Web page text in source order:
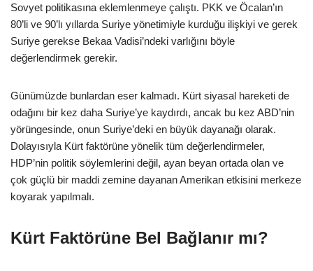
Sovyet politikasına eklemlenmeye çalıştı. PKK ve Öcalan’ın
80’li ve 90’lı yıllarda Suriye yönetimiyle kurduğu ilişkiyi ve gerek
Suriye gerekse Bekaa Vadisi’ndeki varlığını böyle
değerlendirmek gerekir.
Günümüzde bunlardan eser kalmadı. Kürt siyasal hareketi de
odağını bir kez daha Suriye’ye kaydırdı, ancak bu kez ABD’nin
yörüngesinde, onun Suriye’deki en büyük dayanağı olarak.
Dolayısıyla Kürt faktörüne yönelik tüm değerlendirmeler,
HDP’nin politik söylemlerini değil, ayan beyan ortada olan ve
çok güçlü bir maddi zemine dayanan Amerikan etkisini merkeze
koyarak yapılmalı.
Kürt Faktörüne Bel Bağlanır mı?